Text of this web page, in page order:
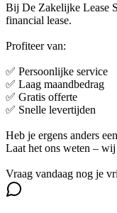
Bij De Zakelijke Lease
financial lease.
Profiteer van:
✅ Persoonlijke service
✅ Laag maandbedrag
✅ Gratis offerte
✅ Snelle levertijden
Heb je ergens anders
Laat het ons weten – wij
Vraag vandaag nog je